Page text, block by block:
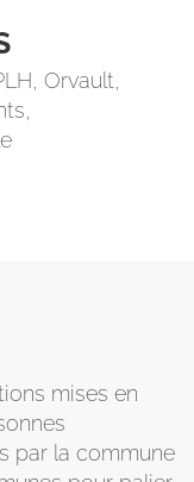
Orvault,
mises en
par la commune